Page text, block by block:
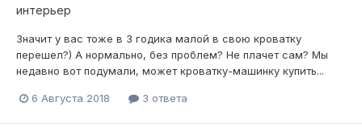
интерьер
Значит у вас тоже в 3 годика малой в свою кроватку
перешел?) А нормально, без проблем? Не плачет сам? Мы
недавно вот подумали, может кроватку-машинку купить...
6 Августа 2018 3 ответа